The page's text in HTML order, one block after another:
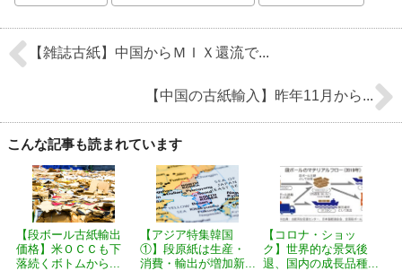
【雑誌古紙】中国からＭＩＸ還流で...
【中国の古紙輸入】昨年11月から...
こんな記事も読まれています
【段ボール古紙輸出
価格】米ＯＣＣも下
落続くボトムから...
【アジア特集韓国
①】段原紙は生産・
消費・輸出が増加新...
【コロナ・ショッ
ク】世界的な景気後
退、国内の成長品種...